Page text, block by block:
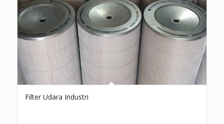
Filter Udara Industri